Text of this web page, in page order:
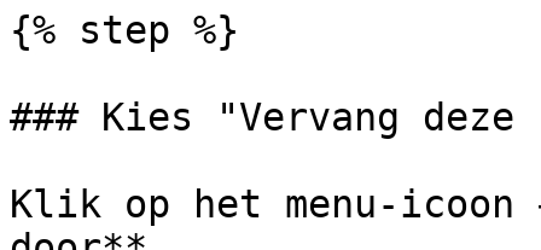
{% step %}
### Kies "Vervang
Klik op het menu-